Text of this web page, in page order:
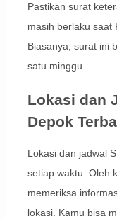
Pastikan surat
masih berlaku saat
Biasanya, surat ini
satu minggu.
Lokasi dan
Depok
Lokasi dan jadwal
setiap waktu. Oleh
memeriksa
lokasi. Kamu bisa